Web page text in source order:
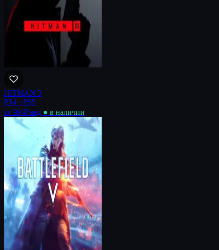
HITMAN 3
PS4 · PS5
от 99 ₽/нед ● в наличии